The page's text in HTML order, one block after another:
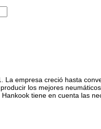
empresa creció hasta
los mejores
tiene en cuenta las